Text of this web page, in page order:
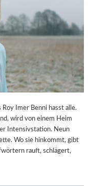
Imer Benni hasst alle.
wird von einem Heim
Intensivstation. Neun
Wo sie hinkommt, gibt
rauft, schlägert,